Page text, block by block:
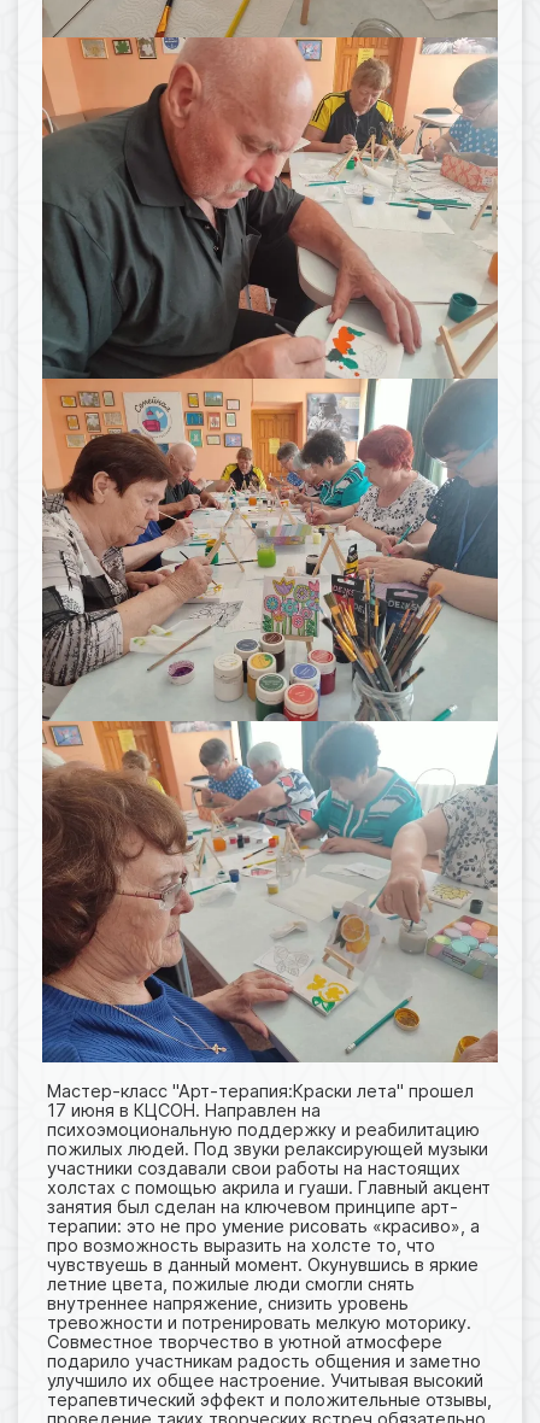
Мастер-класс "Арт-терапия:Краски лета" прошел
17 июня в КЦСОН. Направлен на
психоэмоциональную поддержку и реабилитацию
пожилых людей. Под звуки релаксирующей музыки
участники создавали свои работы на настоящих
холстах с помощью акрила и гуаши. Главный акцент
занятия был сделан на ключевом принципе арт-
терапии: это не про умение рисовать «красиво», а
про возможность выразить на холсте то, что
чувствуешь в данный момент. Окунувшись в яркие
летние цвета, пожилые люди смогли снять
внутреннее напряжение, снизить уровень
тревожности и потренировать мелкую моторику.
Совместное творчество в уютной атмосфере
подарило участникам радость общения и заметно
улучшило их общее настроение. Учитывая высокий
терапевтический эффект и положительные отзывы,
проведение таких творческих встреч обязательно